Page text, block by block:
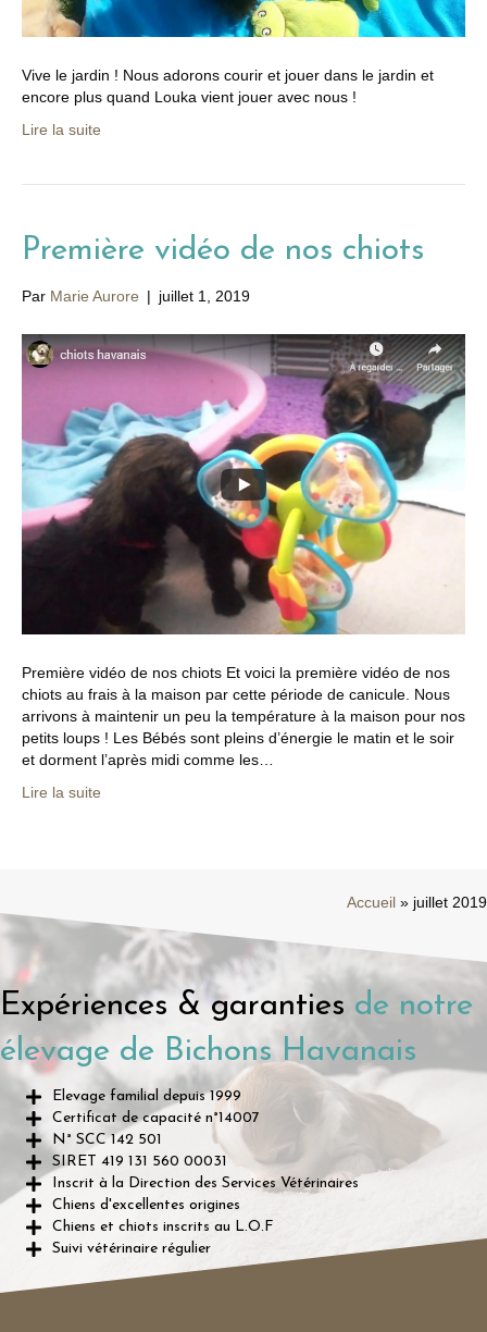
Vive le jardin ! Nous adorons courir et jouer dans le jardin et
encore plus quand Louka vient jouer avec nous !
Lire la suite
Première vidéo de nos chiots
Par Marie Aurore | juillet 1, 2019
Première vidéo de nos chiots Et voici la première vidéo de nos
chiots au frais à la maison par cette période de canicule. Nous
arrivons à maintenir un peu la température à la maison pour nos
petits loups ! Les Bébés sont pleins d’énergie le matin et le soir
et dorment l’après midi comme les…
Lire la suite
Accueil » juillet 2019
Expériences & garanties de notre
élevage de Bichons Havanais
Elevage familial depuis 1999
Certificat de capacité n°14007
N° SCC 142 501
SIRET 419 131 560 00031
Inscrit à la Direction des Services Vétérinaires
Chiens d'excellentes origines
Chiens et chiots inscrits au L.O.F
Suivi vétérinaire régulier